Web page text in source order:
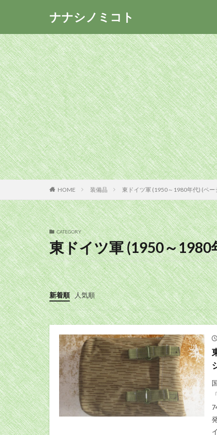
ナナシノミコト
HOME 装備品 東ドイツ軍 (1950～1980年代) (ペー
CATEGORY
東ドイツ軍 (1950～1980
新着順 人気順